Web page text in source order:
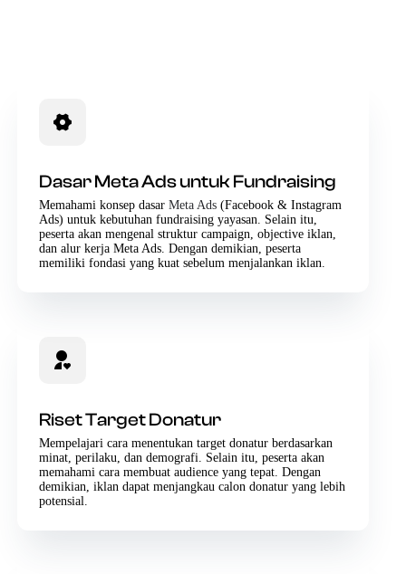
Dasar Meta Ads untuk Fundraising
Memahami konsep dasar Meta Ads (Facebook & Instagram
Ads) untuk kebutuhan fundraising yayasan. Selain itu,
peserta akan mengenal struktur campaign, objective iklan,
dan alur kerja Meta Ads. Dengan demikian, peserta
memiliki fondasi yang kuat sebelum menjalankan iklan.
Riset Target Donatur
Mempelajari cara menentukan target donatur berdasarkan
minat, perilaku, dan demografi. Selain itu, peserta akan
memahami cara membuat audience yang tepat. Dengan
demikian, iklan dapat menjangkau calon donatur yang lebih
potensial.